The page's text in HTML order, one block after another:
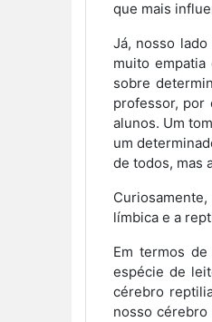
que mais
Já, nosso
muito
sobre
professor, por
alunos. Um
um
de todos, mas
límbica e a
Em termos
espécie de
cérebro
nosso cérebro